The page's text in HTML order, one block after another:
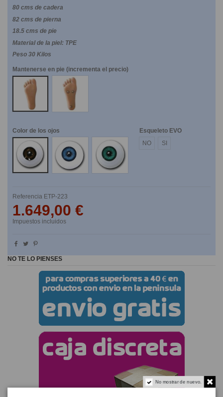
80 cms de cadera
82 cms de pierna
18.5 cms de pie
Material de la piel: TPE
Peso 30 Kilos
Mantenerse en pie (incrementa el precio)
NO
SI
Color de los ojos
Marrones
Azules Verdes
Esqueleto EVO
NO
SI
Referencia ETP-223
1.649,00 €
Impuestos incluidos
NO TE LO PIENSES
No mostrar de nuevo.